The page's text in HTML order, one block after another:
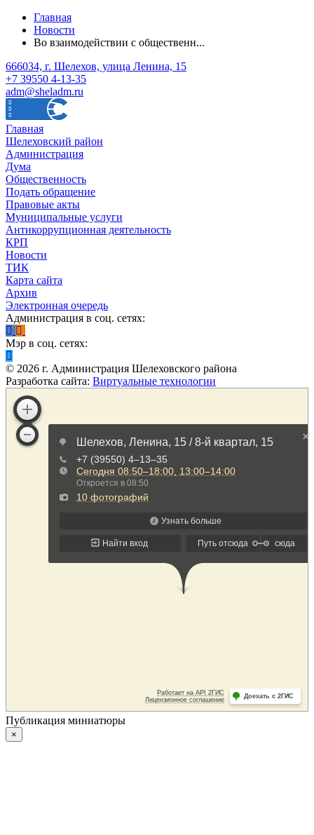
Главная
Новости
Во взаимодействии с общественн...
666034, г. Шелехов, улица Ленина, 15
+7 39550 4-13-35
adm@sheladm.ru
Главная
Шелеховский район
Администрация
Дума
Общественность
Подать обращение
Правовые акты
Муниципальные услуги
Антикоррупционная деятельность
КРП
Новости
ТИК
Карта сайта
Архив
Электронная очередь
Администрация в соц. сетях:
Мэр в соц. сетях:
© 2026 г. Администрация Шелеховского района
Разработка сайта: Виртуальные технологии
Публикация миниатюры
×